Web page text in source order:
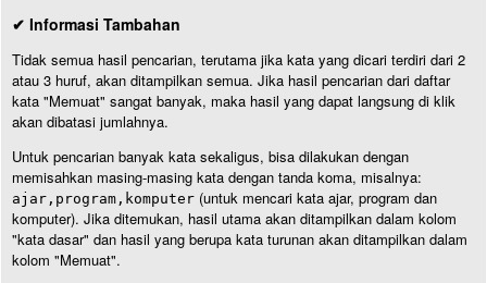
✔ Informasi Tambahan
Tidak semua hasil pencarian, terutama jika kata yang dicari terdiri dari 2
atau 3 huruf, akan ditampilkan semua. Jika hasil pencarian dari daftar
kata "Memuat" sangat banyak, maka hasil yang dapat langsung di klik
akan dibatasi jumlahnya.
Untuk pencarian banyak kata sekaligus, bisa dilakukan dengan
memisahkan masing-masing kata dengan tanda koma, misalnya:
ajar,program,komputer (untuk mencari kata ajar, program dan
komputer). Jika ditemukan, hasil utama akan ditampilkan dalam kolom
"kata dasar" dan hasil yang berupa kata turunan akan ditampilkan dalam
kolom "Memuat".